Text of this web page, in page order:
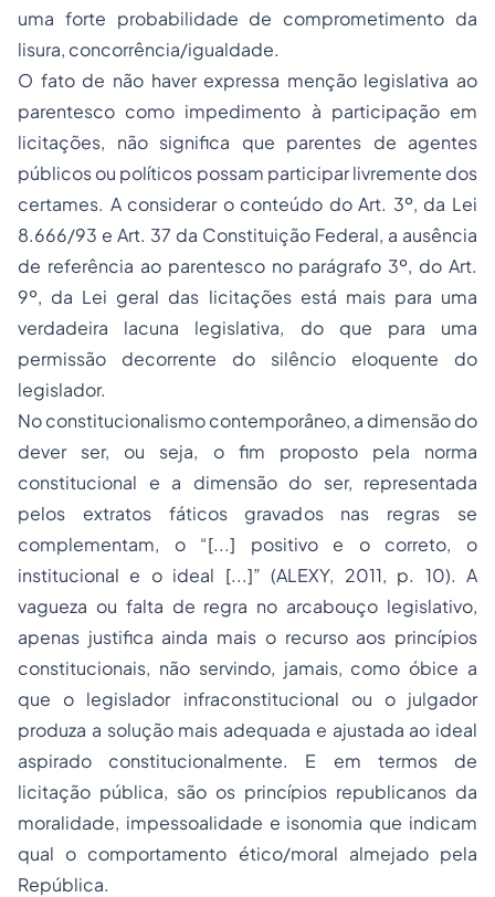
uma forte probabilidade de comprometimento da
lisura, concorrência/igualdade.
O fato de não haver expressa menção legislativa ao
parentesco como impedimento à participação em
licitações, não significa que parentes de agentes
públicos ou políticos possam participar livremente dos
certames. A considerar o conteúdo do Art. 3º, da Lei
8.666/93 e Art. 37 da Constituição Federal, a ausência
de referência ao parentesco no parágrafo 3º, do Art.
9º, da Lei geral das licitações está mais para uma
verdadeira lacuna legislativa, do que para uma
permissão decorrente do silêncio eloquente do
legislador.
No constitucionalismo contemporâneo, a dimensão do
dever ser, ou seja, o fim proposto pela norma
constitucional e a dimensão do ser, representada
pelos extratos fáticos gravados nas regras se
complementam, o “[...] positivo e o correto, o
institucional e o ideal [...]” (ALEXY, 2011, p. 10). A
vagueza ou falta de regra no arcabouço legislativo,
apenas justifica ainda mais o recurso aos princípios
constitucionais, não servindo, jamais, como óbice a
que o legislador infraconstitucional ou o julgador
produza a solução mais adequada e ajustada ao ideal
aspirado constitucionalmente. E em termos de
licitação pública, são os princípios republicanos da
moralidade, impessoalidade e isonomia que indicam
qual o comportamento ético/moral almejado pela
República.